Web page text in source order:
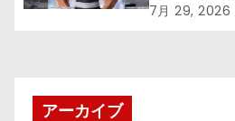
が登場ッッ!!
7月 29, 2026
アーカイブ